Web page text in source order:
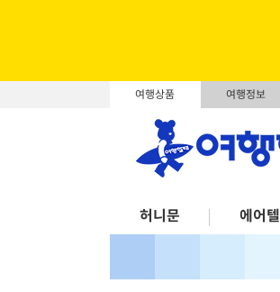
여행상품 여행정보
허니문 에어텔